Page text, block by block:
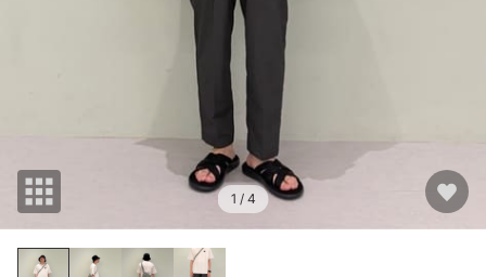
1 / 4